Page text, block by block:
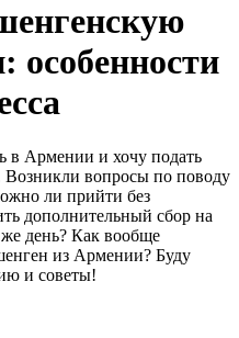
особенности
в Армении и хочу подать
вопросы по поводу
ли прийти без
дополнительный сбор на
день? Как вообще
из Армении? Буду
и советы!